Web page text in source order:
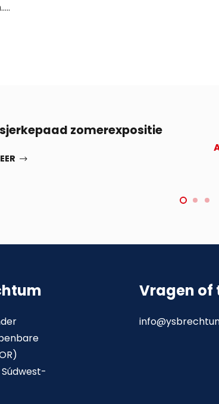
zomerexpositie
Vragen of